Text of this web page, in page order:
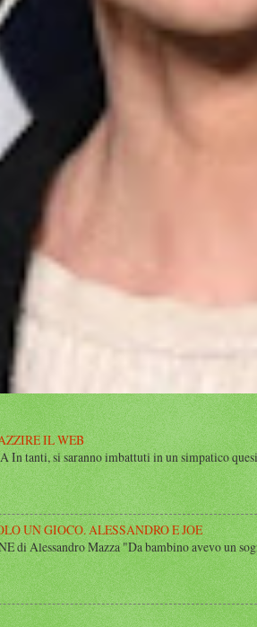
IL WEB
tanti, si saranno imbattuti in un simpatico
UN GIOCO. ALESSANDRO E JOE
Alessandro Mazza "Da bambino avevo un